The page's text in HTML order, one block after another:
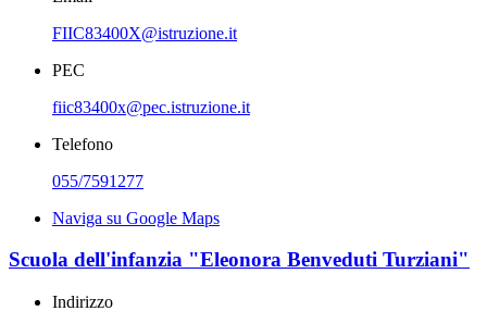
FIIC83400X@istruzione.it
PEC
fiic83400x@pec.istruzione.it
Telefono
055/7591277
Naviga su Google Maps
Scuola dell'infanzia "Eleonora Benveduti Turziani"
Indirizzo